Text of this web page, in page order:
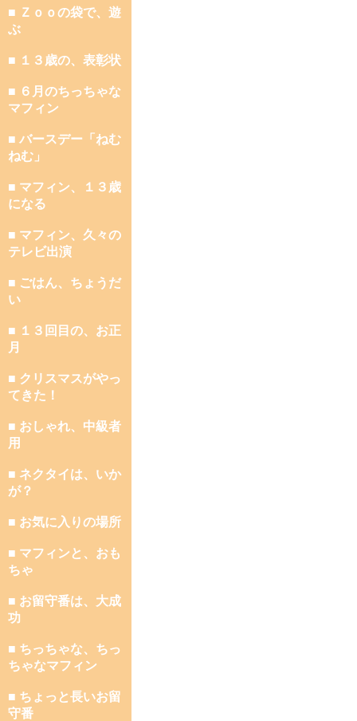
■ Ｚｏｏの袋で、遊
ぶ
■ １３歳の、表彰状
■ ６月のちっちゃな
マフィン
■ バースデー「ねむ
ねむ」
■ マフィン、１３歳
になる
■ マフィン、久々の
テレビ出演
■ ごはん、ちょうだ
い
■ １３回目の、お正
月
■ クリスマスがやっ
てきた！
■ おしゃれ、中級者
用
■ ネクタイは、いか
が？
■ お気に入りの場所
■ マフィンと、おも
ちゃ
■ お留守番は、大成
功
■ ちっちゃな、ちっ
ちゃなマフィン
■ ちょっと長いお留
守番